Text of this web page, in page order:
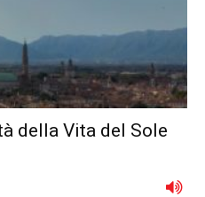
della Vita del Sole